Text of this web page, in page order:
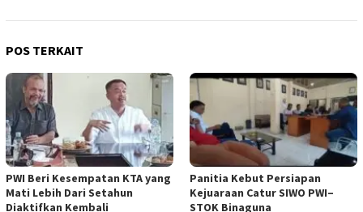
POS TERKAIT
PWI Beri Kesempatan KTA yang
Mati Lebih Dari Setahun
Diaktifkan Kembali
Panitia Kebut Persiapan
Kejuaraan Catur SIWO PWI–
STOK Binaguna